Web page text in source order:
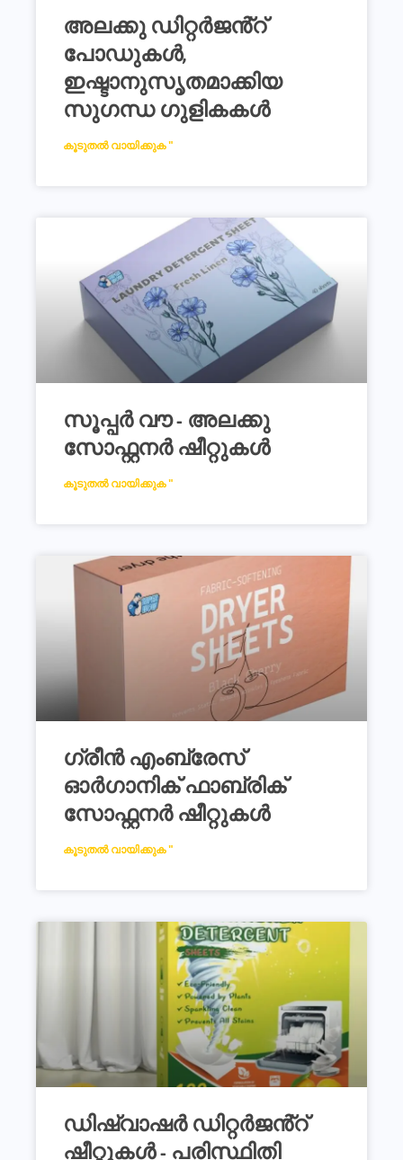
അലക്കു ഡിറ്റർജൻ്റ്
പോഡുകൾ,
ഇഷ്ടാനുസൃതമാക്കിയ
സുഗന്ധ ഗുളികകൾ
കൂടുതൽ വായിക്കുക "
സൂപ്പർ വൗ - അലക്കു
സോഫ്റ്റനർ ഷീറ്റുകൾ
കൂടുതൽ വായിക്കുക "
ഗ്രീൻ എംബ്രേസ്
ഓർഗാനിക് ഫാബ്രിക്
സോഫ്റ്റനർ ഷീറ്റുകൾ
കൂടുതൽ വായിക്കുക "
ഡിഷ്വാഷർ ഡിറ്റർജൻ്റ്
ഷീറ്റുകൾ - പരിസ്ഥിതി